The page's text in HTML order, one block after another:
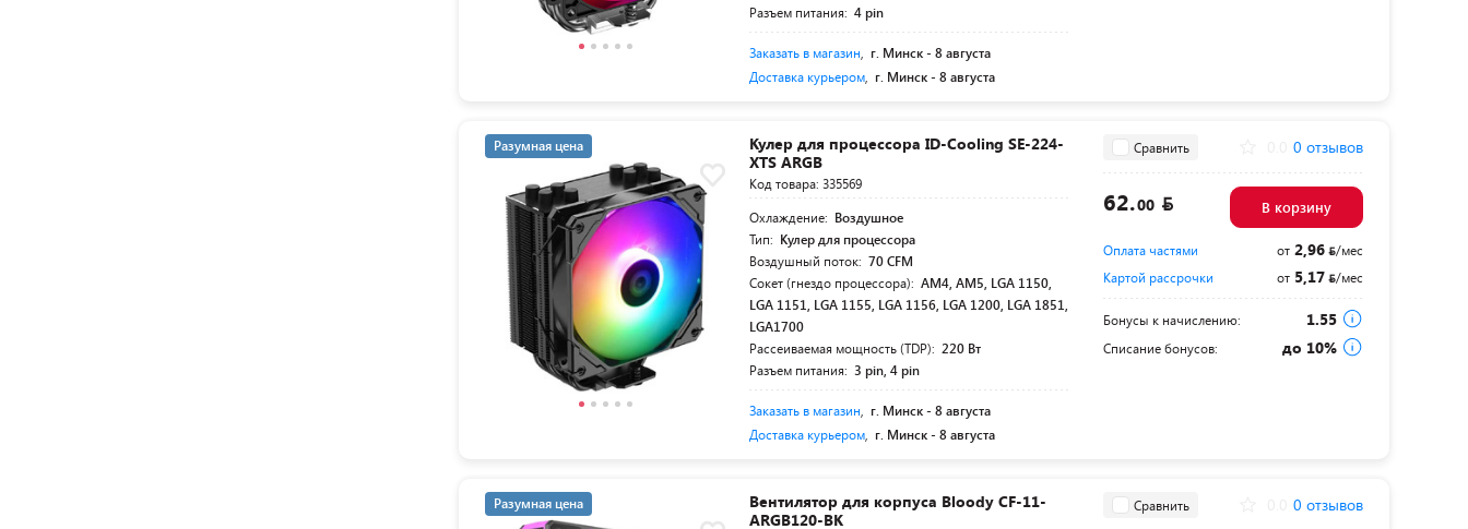
Разъем питания: 4 pin
Заказать в магазин г. Минск -8 августа
Доставка курьером г. Минск -8 августа
Разумная цена
Кулер для процессора ID-Cooling SE-224-
XTS ARGB
Код товара: 335569
Охлаждение: Воздушное
Тип: Кулер для процессора
Воздушный поток: 70 CFM
Сокет (гнездо процессора): AM4, AM5, LGA 1150,
LGA 1151, LGA 1155, LGA 1156, LGA 1200, LGA 1851,
LGA1700
Рассеиваемая мощность (TDP): 220 Вт
Разъем питания: 3 pin, 4 pin
Заказать в магазин г. Минск -8 августа
Доставка курьером г. Минск -8 августа
Сравнить 0 отзывов
62.00 В корзину
Оплата частями от2,96
/мес
Картой рассрочки
от5,17 /мес
Бонусы к начислению: 1.55
Списание бонусов: до 10%
Разумная цена
Вентилятор для корпуса Bloody CF-11-
ARGB120-BK
Сравнить 0 отзывов